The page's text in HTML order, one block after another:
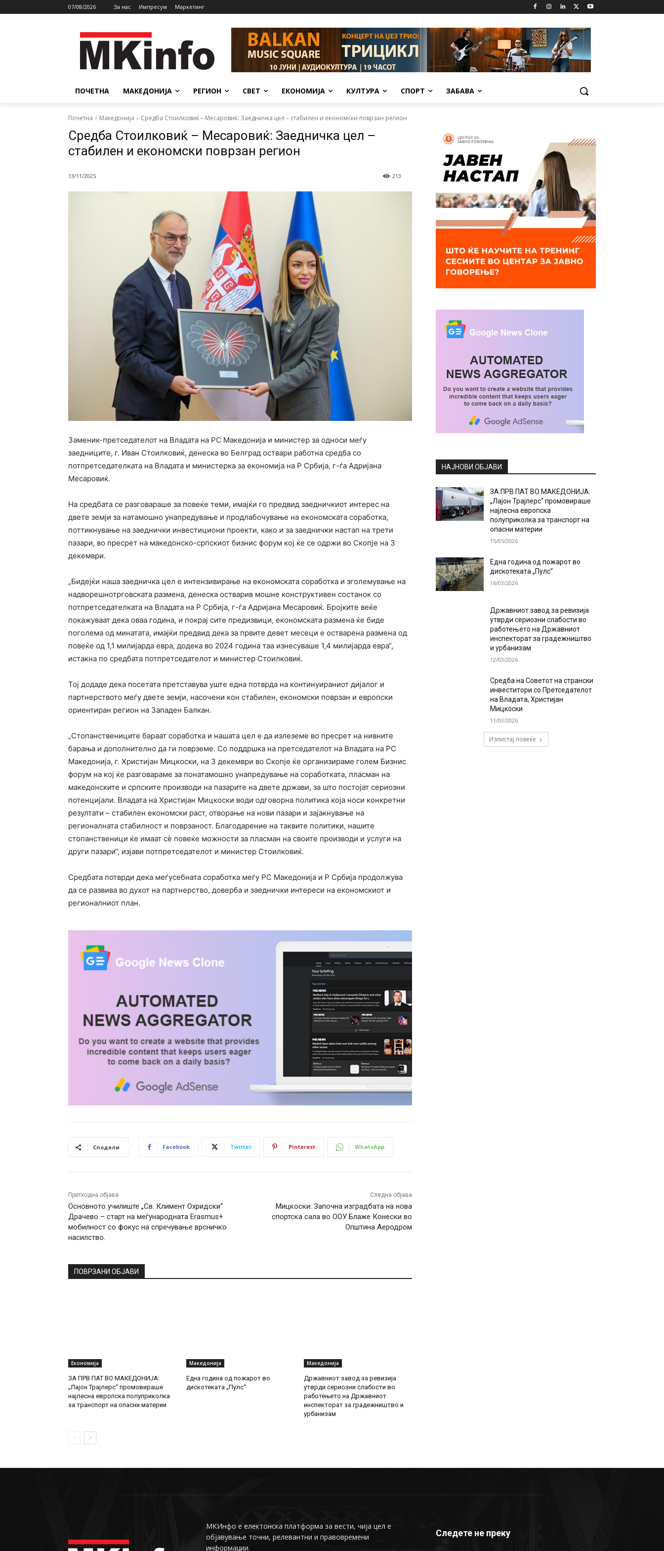
07/08/2026 За нас Импресум Маркетинг
ПОЧЕТНА МАКЕДОНИЈА РЕГИОН СВЕТ ЕКОНОМИЈА КУЛТУРА СПОРТ ЗАБАВА
Почетна Македонија Средба Стоилковиќ – Месаровиќ: Заедничка цел – стабилен и економски поврзан регион
Средба Стоилковиќ – Месаровиќ: Заедничка цел –
стабилен и економски поврзан регион
13/11/2025 213
Заменик-претседателот на Владата на РС Македонија и министер за односи меѓу
заедниците, г. Иван Стоилковиќ, денеска во Белград оствари работна средба со
потпретседателката на Владата и министерка за економија на Р Србија, г-ѓа Адријана
Месаровиќ.
На средбата се разговараше за повеќе теми, имајќи го предвид заедничкиот интерес на
двете земји за натамошно унапредување и продлабочување на економската соработка,
поттикнување на заеднички инвестициони проекти, како и за заеднички настап на трети
пазари, во пресрет на македонско-српскиот бизнис форум кој ќе се одржи во Скопје на 3
декември.
„Бидејќи наша заедничка цел е интензивирање на економската соработка и зголемување на
надворешнотрговската размена, денеска остварив мошне конструктивен состанок со
потпретседателката на Владата на Р Србија, г-ѓа Адријана Месаровиќ. Бројките веќе
покажуваат дека оваа година, и покрај сите предизвици, економската размена ќе биде
поголема од минатата, имајќи предвид дека за првите девет месеци е остварена размена од
повеќе од 1,1 милијарда евра, додека во 2024 година таа изнесуваше 1,4 милијарда евра“,
истакна по средбата потпретседателот и министер Стоилковиќ.
Тој додаде дека посетата претставува уште една потврда на континуираниот дијалог и
партнерството меѓу двете земји, насочени кон стабилен, економски поврзан и европски
ориентиран регион на Западен Балкан.
„Стопанствениците бараат соработка и нашата цел е да излеземе во пресрет на нивните
барања и дополнително да ги поврземе. Со поддршка на претседателот на Владата на РС
Македонија, г. Христијан Мицкоски, на 3 декември во Скопје ќе организираме голем Бизнис
форум на кој ќе разговараме за понатамошно унапредување на соработката, пласман на
македонските и српските производи на пазарите на двете држави, за што постојат сериозни
потенцијали. Владата на Христијан Мицкоски води одговорна политика која носи конкретни
резултати – стабилен економски раст, отворање на нови пазари и зајакнување на
регионалната стабилност и поврзаност. Благодарение на таквите политики, нашите
стопанственици ќе имаат сè повеќе можности за пласман на своите производи и услуги на
други пазари“, изјави потпретседателот и министер Стоилковиќ.
Средбата потврди дека меѓусебната соработка меѓу РС Македонија и Р Србија продолжува
да се развива во духот на партнерство, доверба и заеднички интереси на економскиот и
регионалниот план.
Сподели Facebook Twitter Pinterest WhatsApp
Претходна објава
Основното училиште „Св. Климент Охридски“
Драчево – старт на меѓународната Erasmus+
мобилност со фокус на спречување врсничко
насилство.
Следна објава
Мицкоски: Започна изградбата на нова
спортска сала во ООУ Блаже Конески во
Општина Аеродром
ПОВРЗАНИ ОБЈАВИ
Економија
ЗА ПРВ ПАТ ВО МАКЕДОНИЈА:
„Лајон Трајлерс“ промовираше
најлесна европска полуприколка
за транспорт на опасни материи
Македонија
Една година од пожарот во
дискотеката „Пулс“
Македонија
Државниот завод за ревизија
утврди сериозни слабости во
работењето на Државниот
инспекторат за градежништво и
урбанизам
НАЈНОВИ ОБЈАВИ
ЗА ПРВ ПАТ ВО МАКЕДОНИЈА:
„Лајон Трајлерс“ промовираше
најлесна европска
полуприколка за транспорт на
опасни материи
15/05/2026
Една година од пожарот во
дискотеката „Пулс“
16/03/2026
Државниот завод за ревизија
утврди сериозни слабости во
работењето на Државниот
инспекторат за градежништво
и урбанизам
12/03/2026
Средба на Советот на странски
инвеститори со Претседателот
на Владата, Христијан
Мицкоски
11/03/2026
Излистај повеќе
МКИнфо е електонска платформа за вести, чија цел е
објавување точни, релевантни и правовремени
информации.
Следете не преку